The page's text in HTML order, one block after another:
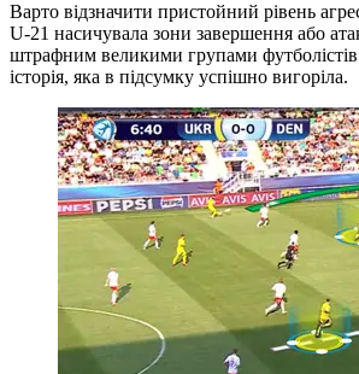
Варто відзначити пристойний рівень
U-21 насичувала зони завершення або
штрафним великими групами
історія, яка в підсумку успішно вигоріла.